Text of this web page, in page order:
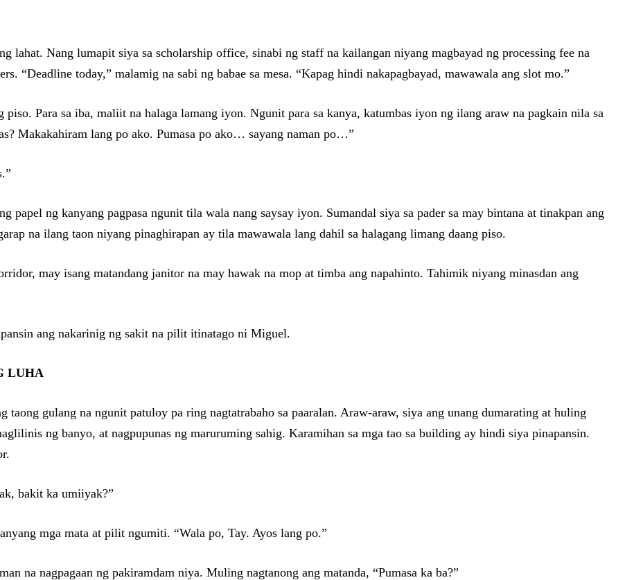
lahat. Nang lumapit siya sa scholarship office, sinabi ng staff na kailangan niyang magbayad ng processing fee na
“Deadline today,” malamig na sabi ng babae sa mesa. “Kapag hindi nakapagbayad, mawawala ang slot mo.”
Para sa iba, maliit na halaga lamang iyon. Ngunit para sa kanya, katumbas iyon ng ilang araw na pagkain nila sa
Makakahiram lang po ako. Pumasa po ako… sayang naman po…”
papel ng kanyang pagpasa ngunit tila wala nang saysay iyon. Sumandal siya sa pader sa may bintana at tinakpan ang
na ilang taon niyang pinaghirapan ay tila mawawala lang dahil sa halagang limang daang piso.
may isang matandang janitor na may hawak na mop at timba ang napahinto. Tahimik niyang minasdan ang
ang nakarinig ng sakit na pilit itinatago ni Miguel.
LUHA
gulang na ngunit patuloy pa ring nagtatrabaho sa paaralan. Araw-araw, siya ang unang dumarating at huling
ng banyo, at nagpupunas ng maruruming sahig. Karamihan sa mga tao sa building ay hindi siya pinapansin.
bakit ka umiiyak?”
mga mata at pilit ngumiti. “Wala po, Tay. Ayos lang po.”
na nagpagaan ng pakiramdam niya. Muling nagtanong ang matanda, “Pumasa ka ba?”